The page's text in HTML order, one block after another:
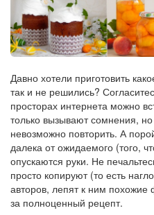
Давно хотели приготовить
так и не решились?
просторах интернета можно
только вызывают сомнения,
невозможно повторить. А
далека от ожидаемого (того,
опускаются руки. Не
просто копируют (то есть
авторов, лепят к ним
за полноценный рецепт.